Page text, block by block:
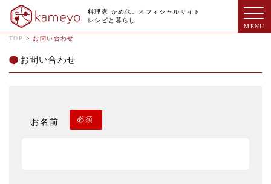
料理家 かめ代。オフィシャルサイト
レシピと暮らし
TOP > お問い合わせ
お問い合わせ
お名前 必須